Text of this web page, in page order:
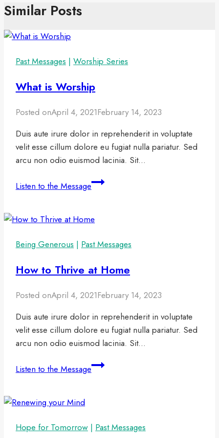
Similar Posts
Past Messages | Worship Series
What is Worship
Posted onApril 4, 2021February 14, 2023
Duis aute irure dolor in reprehenderit in voluptate
velit esse cillum dolore eu fugiat nulla pariatur. Sed
arcu non odio euismod lacinia. Sit…
Listen to the MessageWhat
Being Generous | Past Messages
How to Thrive at Home
Posted onApril 4, 2021February 14, 2023
Duis aute irure dolor in reprehenderit in voluptate
velit esse cillum dolore eu fugiat nulla pariatur. Sed
arcu non odio euismod lacinia. Sit…
Listen to the MessageHow
Hope for Tomorrow | Past Messages